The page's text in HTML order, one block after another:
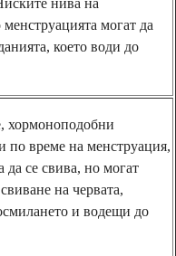
могат да
което води до
хормоноподобни
по време на менструация,
да се свива, но могат
на червата,
и водещи до